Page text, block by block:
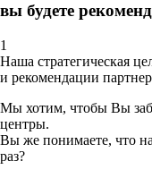
вы будете
1
Наша стратегическая
и рекомендации
Мы хотим, чтобы Вы
центры.
Вы же понимаете, что
раз?